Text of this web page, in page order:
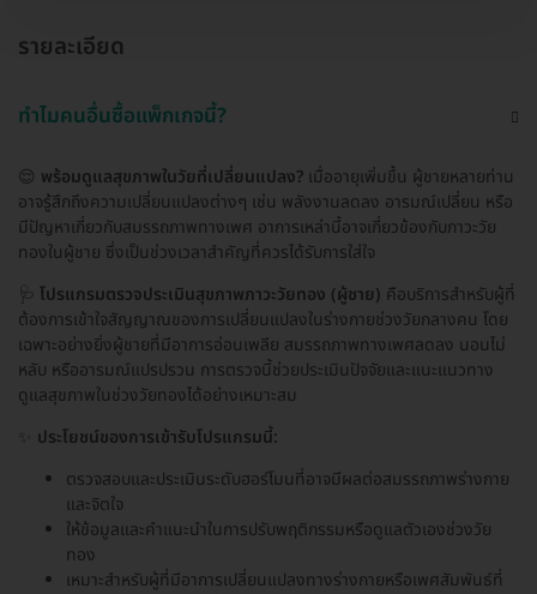
รายละเอียด
ทำไมคนอื่นซื้อแพ็กเกจนี้?
😌 พร้อมดูแลสุขภาพในวัยที่เปลี่ยนแปลง? เมื่ออายุเพิ่มขึ้น ผู้ชายหลายท่าน
อาจรู้สึกถึงความเปลี่ยนแปลงต่างๆ เช่น พลังงานลดลง อารมณ์เปลี่ยน หรือ
มีปัญหาเกี่ยวกับสมรรถภาพทางเพศ อาการเหล่านี้อาจเกี่ยวข้องกับภาวะวัย
ทองในผู้ชาย ซึ่งเป็นช่วงเวลาสำคัญที่ควรได้รับการใส่ใจ
🩺 โปรแกรมตรวจประเมินสุขภาพภาวะวัยทอง (ผู้ชาย) คือบริการสำหรับผู้ที่
ต้องการเข้าใจสัญญาณของการเปลี่ยนแปลงในร่างกายช่วงวัยกลางคน โดย
เฉพาะอย่างยิ่งผู้ชายที่มีอาการอ่อนเพลีย สมรรถภาพทางเพศลดลง นอนไม่
หลับ หรืออารมณ์แปรปรวน การตรวจนี้ช่วยประเมินปัจจัยและแนะแนวทาง
ดูแลสุขภาพในช่วงวัยทองได้อย่างเหมาะสม
ประโยชน์ของการเข้ารับโปรแกรมนี้:
ตรวจสอบและประเมินระดับฮอร์โมนที่อาจมีผลต่อสมรรถภาพร่างกาย
และจิตใจ
ให้ข้อมูลและคำแนะนำในการปรับพฤติกรรมหรือดูแลตัวเองช่วงวัย
ทอง
เหมาะสำหรับผู้ที่มีอาการเปลี่ยนแปลงทางร่างกายหรือเพศสัมพันธ์ที่